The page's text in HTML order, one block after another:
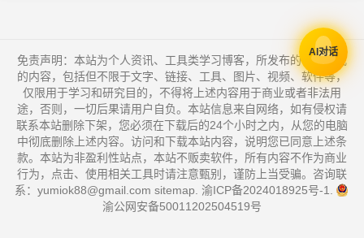
免责声明：本站为个人资讯、工具类学习博客，所发布的一切形式
的内容，包括但不限于文字、链接、工具、图片、视频、软件等，
仅限用于学习和研究目的，不得将上述内容用于商业或者非法用
途，否则，一切后果请用户自负。本站信息来自网络，如有侵权请
联系本站删除下架，您必须在下载后的24个小时之内，从您的电脑
中彻底删除上述内容。访问和下载本站内容，说明您已同意上述条
款。本站为非盈利性站点，本站不贩卖软件，所有内容不作为商业
行为，点击、使用相关工具时请注意甄别，谨防上当受骗。咨询联
系：yumiok88@gmail.com sitemap 渝ICP备2024018925号-1
渝公网安备50011202504519号
AI对话